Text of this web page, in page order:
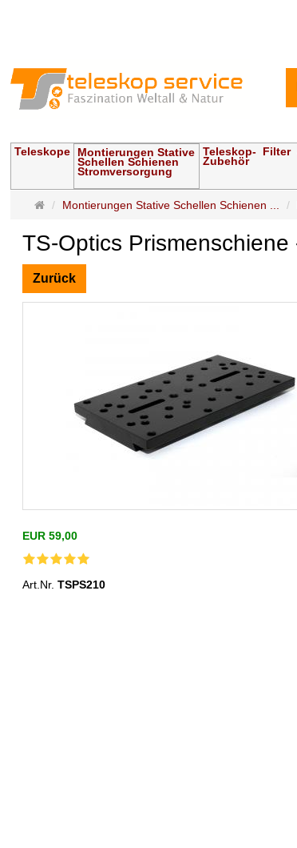
Teleskope Montierungen Stative
Schellen Schienen
Stromversorgung
Teleskop-
Zubehör
Filter
Startseite
Montierungen Stative Schellen Schienen ...
TS-Optics
Zurück
EUR 59,00
Art.Nr.TSPS210